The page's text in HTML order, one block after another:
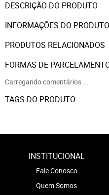
DESCRIÇÃO DO PRODUTO
INFORMAÇÕES DO PRODUTO
PRODUTOS RELACIONADOS
FORMAS DE
Carregando comentários ...
TAGS DO PRODUTO
INSTITUCIONAL
Fale Conosco
Quem Somos